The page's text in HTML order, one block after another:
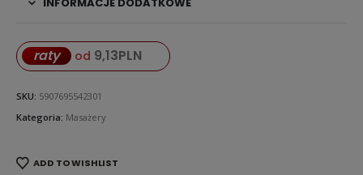
raty od 9,13PLN
SKU: 5907695542301
Kategoria: Masażery
ADD TO WISHLIST